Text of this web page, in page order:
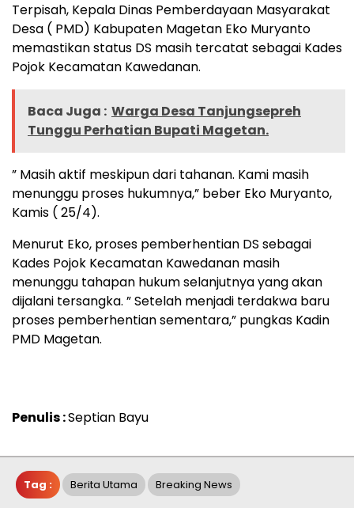
Terpisah, Kepala Dinas Pemberdayaan Masyarakat
Desa ( PMD) Kabupaten Magetan Eko Muryanto
memastikan status DS masih tercatat sebagai Kades
Pojok Kecamatan Kawedanan.
Baca Juga : Warga Desa Tanjungsepreh
Tunggu Perhatian Bupati Magetan.
” Masih aktif meskipun dari tahanan. Kami masih
menunggu proses hukumnya,” beber Eko Muryanto,
Kamis ( 25/4).
Menurut Eko, proses pemberhentian DS sebagai
Kades Pojok Kecamatan Kawedanan masih
menunggu tahapan hukum selanjutnya yang akan
dijalani tersangka. ” Setelah menjadi terdakwa baru
proses pemberhentian sementara,” pungkas Kadin
PMD Magetan.
Penulis :Septian Bayu
Tag : Berita Utama Breaking News